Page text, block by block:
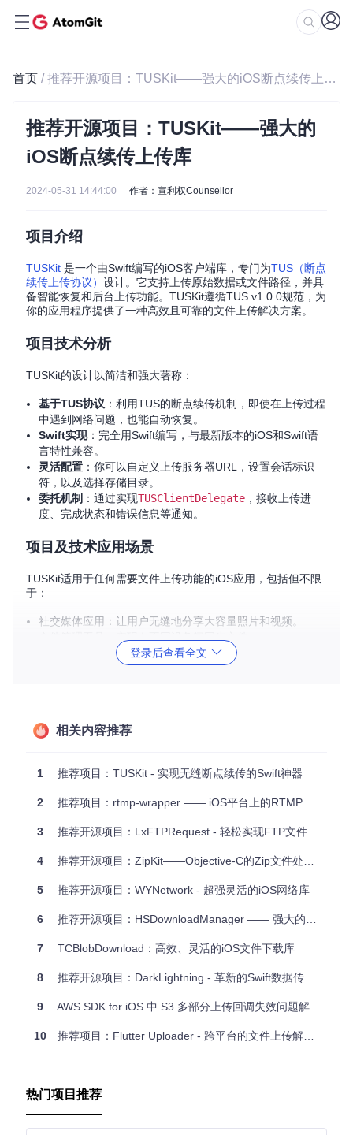
首页 / 推荐开源项目：TUSKit——强大的iOS断点续传上传库
推荐开源项目：TUSKit——强大的
iOS断点续传上传库
2024-05-31 14:44:00 作者：宣利权Counsellor
项目介绍
TUSKit 是一个由Swift编写的iOS客户端库，专门为TUS（断点
续传上传协议） 设计。它支持上传原始数据或文件路径，并具
备智能恢复和后台上传功能。TUSKit遵循TUS v1.0.0规范，为
你的应用程序提供了一种高效且可靠的文件上传解决方案。
项目技术分析
TUSKit的设计以简洁和强大著称：
基于TUS协议 ：利用TUS的断点续传机制，即使在上传过程
中遇到网络问题，也能自动恢复。
Swift实现：完全用Swift编写，与最新版本的iOS和Swift语
言特性兼容。
灵活配置 ：你可以自定义上传服务器URL，设置会话标识
符，以及选择存储目录。
委托机制 ：通过实现TUSClientDelegate ，接收上传进
度、完成状态和错误信息等通知。
项目及技术应用场景
TUSKit适用于任何需要文件上传功能的iOS应用，包括但不限
于：
社交媒体应用：让用户无缝地分享大容量照片和视频。
音频/视频流平台：确保内容上传过程中的稳定性和可靠
松导入到你的项目中，还提供了示例项目作为快速上手参
考。
多文件批量上传
：不仅支持单个文件上传，还能一次性上
背景上传：借助URLSession的后台模式，允许用户在退出
自动重试机制：在网络不稳定时，TUSKit会自动重试失败
安全可靠：上传文件元数据存储在本地，保持信息跨会话
上下文管理：可以通过自定义上下文传递更丰富的信息，
续传上传功能，无论是在应用内部文件共享还是跨设备同步，
目，让文件上传变得轻松无压力！
登录后查看全文
相关内容推荐
1 推荐项目：TUSKit - 实现无缝断点续传的Swift神器
2 推荐项目：rtmp-wrapper —— iOS平台上的RTMP库封装
3 推荐开源项目：LxFTPRequest - 轻松实现FTP文件操作的利器
4 推荐开源项目：ZipKit——Objective-C的Zip文件处理框架
5 推荐开源项目：WYNetwork - 超强灵活的iOS网络库
6 推荐开源项目：HSDownloadManager —— 强大的多任务、断点续传下载管理器
7 TCBlobDownload：高效、灵活的iOS文件下载库
8 推荐开源项目：DarkLightning - 革新的Swift数据传输库
9 AWS SDK for iOS 中 S3 多部分上传回调失效问题解析与解决方案
10 推荐项目：Flutter Uploader - 跨平台的文件上传解决方案
热门项目推荐